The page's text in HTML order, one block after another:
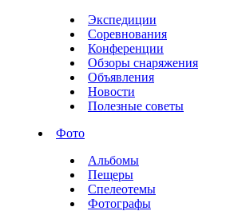
Экспедиции
Соревнования
Конференции
Обзоры снаряжения
Объявления
Новости
Полезные советы
Фото
Альбомы
Пещеры
Спелеотемы
Фотографы